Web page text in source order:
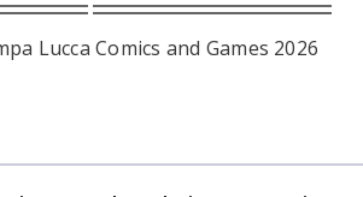
Lucca Comics and Games 2026